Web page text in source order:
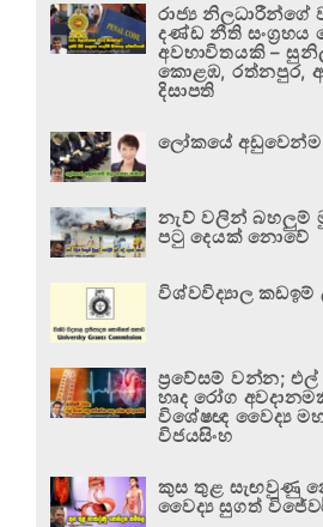
රාජ්‍ය නිලධාරීන්ගේ
දණ්ඩ නීති සංග්‍රහය
අවභාවිතයකි –
කොළඹ, රත්නපුර,
දිසාපති
ලෝකයේ අඩුවෙන්ම
නැව් වලින් බහලුම්
පටු දෙයක් නොවේ
විශ්වවිද්‍යාල
ප්‍රවේසම් වන්න;
හෘද රෝග
විශේෂඥ වෛද්‍ය
විජයසිංහ
කුස තුළ සැඟවුණු
වෛද්‍ය සුගත්